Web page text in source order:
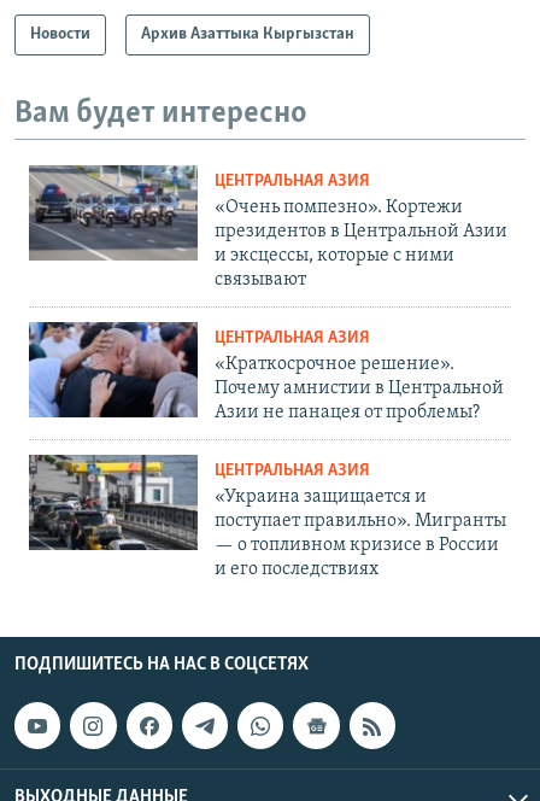
Новости Архив Азаттыка Кыргызстан
Вам будет интересно
ЦЕНТРАЛЬНАЯ АЗИЯ
«Очень помпезно». Кортежи
президентов в Центральной Азии
и эксцессы, которые с ними
связывают
ЦЕНТРАЛЬНАЯ АЗИЯ
«Краткосрочное решение».
Почему амнистии в Центральной
Азии не панацея от проблемы?
ЦЕНТРАЛЬНАЯ АЗИЯ
«Украина защищается и
поступает правильно». Мигранты
— о топливном кризисе в России
и его последствиях
ПОДПИШИТЕСЬ НА НАС В СОЦСЕТЯХ
ВЫХОДНЫЕ ДАННЫЕ